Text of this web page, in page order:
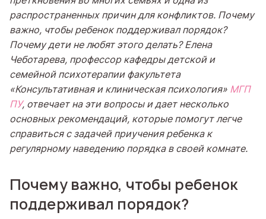
распространенных причин для конфликтов. Почему
важно, чтобы ребенок поддерживал порядок?
Почему дети не любят этого делать? Елена
Чеботарева, профессор кафедры детской и
семейной психотерапии факультета
«Консультативная и клиническая психология» МГП
ПУ, отвечает на эти вопросы и дает несколько
основных рекомендаций, которые помогут легче
справиться с задачей приучения ребенка к
регулярному наведению порядка в своей комнате.
Почему важно, чтобы ребенок
поддерживал порядок?